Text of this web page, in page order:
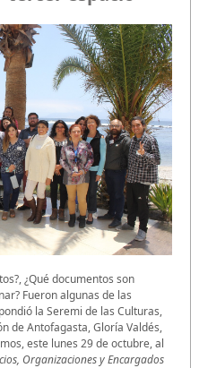
¿Qué documentos son
Fueron algunas de las
la Seremi de las Culturas,
de Antofagasta, Gloría Valdés,
este lunes 29 de octubre, al
Organizaciones y Encargados